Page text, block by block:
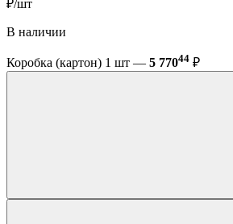
₽/шт
В наличии
Коробка (картон) 1 шт — 5 77044 ₽